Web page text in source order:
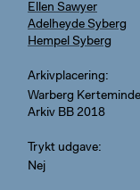
Ellen Sawyer
Adelheyde Syberg
Hempel Syberg
Arkivplacering
Warberg
Arkiv BB 2018
Trykt udgave
Nej